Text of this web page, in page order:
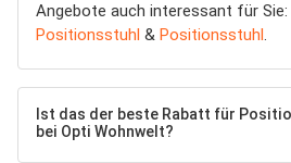
Angebote auch interessant für Sie:
Positionsstuhl & Positionsstuhl.
Ist das der beste Rabatt für
bei Opti Wohnwelt?